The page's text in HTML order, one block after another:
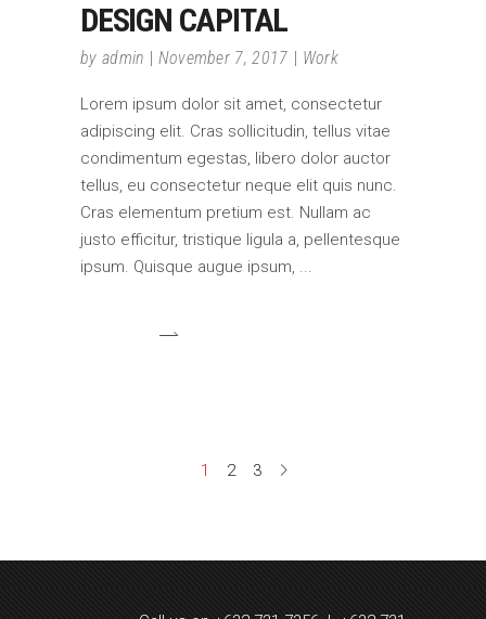
DESIGN CAPITAL
by admin November 7, 2017 Work
Lorem ipsum dolor sit amet, consectetur
adipiscing elit. Cras sollicitudin, tellus vitae
condimentum egestas, libero dolor auctor
tellus, eu consectetur neque elit quis nunc.
Cras elementum pretium est. Nullam ac
justo efficitur, tristique ligula a, pellentesque
ipsum. Quisque augue ipsum,
1 2 3